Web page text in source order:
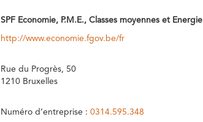
SPF Economie, P.M.E., Classes moyennes et Energie
http://www.economie.fgov.be/fr
Rue du Progrès, 50
1210 Bruxelles
Numéro d’entreprise : 0314.595.348